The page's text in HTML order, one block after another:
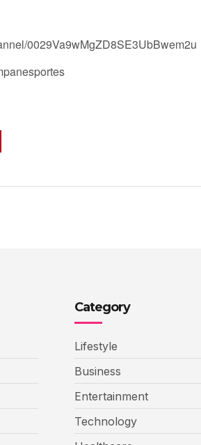
0029Va9wMgZD8SE3UbBwem2u
Category
Lifestyle
Business
Entertainment
Technology